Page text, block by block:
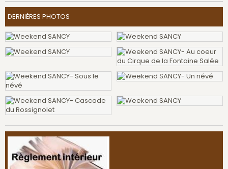
DERNIÈRES PHOTOS